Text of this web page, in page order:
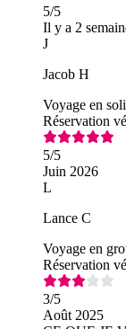
5/5
Il y a 2
J
Jacob H
Voyage en
Réservation
5/5
Juin 2026
L
Lance C
Voyage en
Réservation
3/5
Août 2025